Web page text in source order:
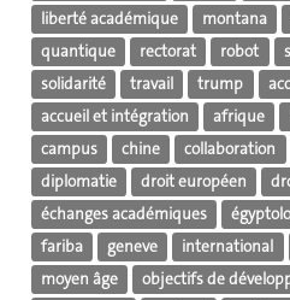
liberté académique
montana
quantique
rectorat robot
solidarité
travail trump
accueil et intégration
afrique
campus
chine collaboration
diplomatie
droit européen
échanges académiques
fariba
geneve international
moyen âge
objectifs de